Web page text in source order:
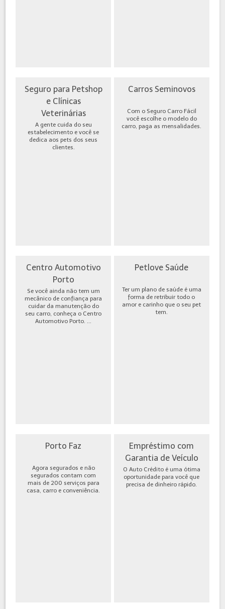
Seguro para Petshop
e Clínicas
Veterinárias
A gente cuida do seu
estabelecimento e você se
dedica aos pets dos seus
clientes.
Carros Seminovos
Com o Seguro Carro Fácil
você escolhe o modelo do
carro, paga as mensalidades.
Centro Automotivo
Porto
Se você ainda não tem um
mecânico de confiança para
cuidar da manutenção do
seu carro, conheça o Centro
Automotivo Porto. ...
Petlove Saúde
Ter um plano de saúde é uma
forma de retribuir todo o
amor e carinho que o seu pet
tem.
Porto Faz
Agora segurados e não
segurados contam com
mais de 200 serviços para
casa, carro e conveniência.
Empréstimo com
Garantia de Veículo
O Auto Crédito é uma ótima
oportunidade para você que
precisa de dinheiro rápido.